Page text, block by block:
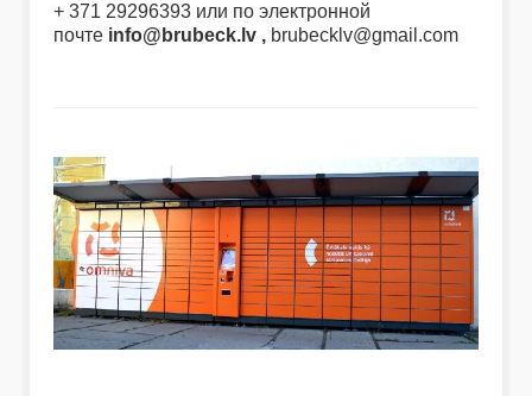
+ 371 29296393 или по электронной
почте info@brubeck.lv , brubecklv@gmail.com